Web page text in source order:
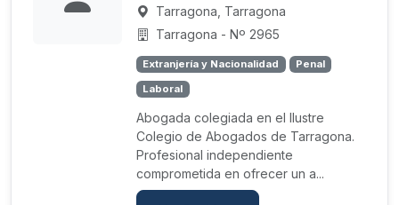
Tarragona, Tarragona
Tarragona - Nº 2965
Extranjería y Nacionalidad
Penal
Laboral
Abogada colegiada en el Ilustre
Colegio de Abogados de Tarragona.
Profesional independiente
comprometida en ofrecer un a...